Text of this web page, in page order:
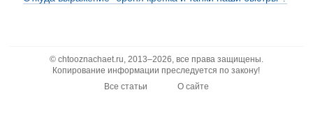
© chtooznachaet.ru, 2013–2026, все права защищены.
Копирование информации преследуется по закону!
Все статьи
О сайте